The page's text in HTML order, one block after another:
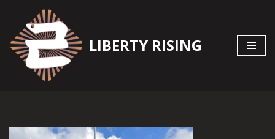
Zum
Inhalt
springen
LIBERTY RISING